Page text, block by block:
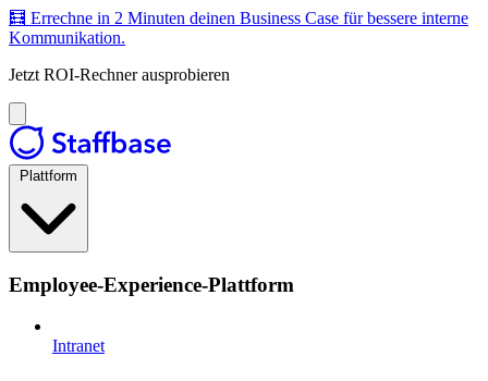
🧮 Errechne in 2 Minuten deinen Business Case für bessere interne
Kommunikation.
Jetzt ROI-Rechner ausprobieren
Plattform
Employee-Experience-Plattform
Intranet